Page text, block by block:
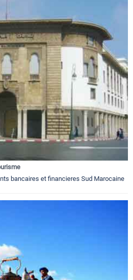
bancaires et financieres Sud Marocaine